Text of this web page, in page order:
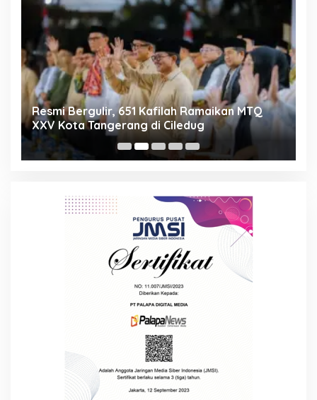
Resmi Bergulir, 651 Kafilah Ramaikan MTQ
XXV Kota Tangerang di Ciledug